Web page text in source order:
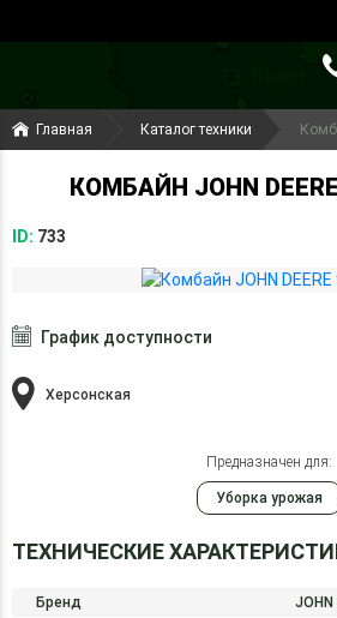
(099) 644-79-
(050) 416-93-
Главная Каталог техники
КОМБАЙН JOHN
ID: 733
График доступности
Херсонская
Предназначен для:
Уборка урожая
ТЕХНИЧЕСКИЕ
Бренд
JOHN